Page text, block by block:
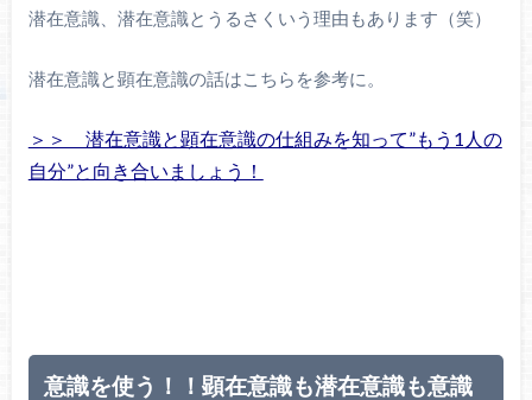
潜在意識、潜在意識とうるさくいう理由もあります（笑）
潜在意識と顕在意識の話はこちらを参考に。
＞＞ 潜在意識と顕在意識の仕組みを知って”もう1人の
自分”と向き合いましょう！
意識を使う！！顕在意識も潜在意識も意識